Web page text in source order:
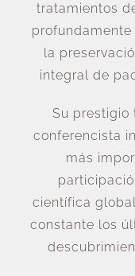
tratamientos
la
integral de
Su prestigio
conferencista
más
científica
constante los